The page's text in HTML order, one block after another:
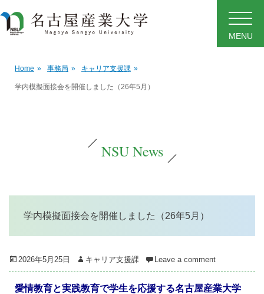
MENU
Home » 事務局 » キャリア支援課 »
学内模擬面接会を開催しました（26年5月）
NSU News
学内模擬面接会を開催しました（26年5月）
Posted
on
2026年5月25日 Author
キャリア支援課 Leave a comment
愛情教育と実践教育で学生を応援する名古屋産業大学